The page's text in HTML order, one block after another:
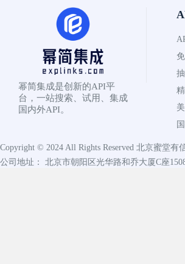
幂简集成是创新的API平
台，一站搜索、试用、集成
国内外API。
Copyright © 2024 All Rights Reserved 北京蜜堂有
公司地址： 北京市朝阳区光华路和乔大厦C座